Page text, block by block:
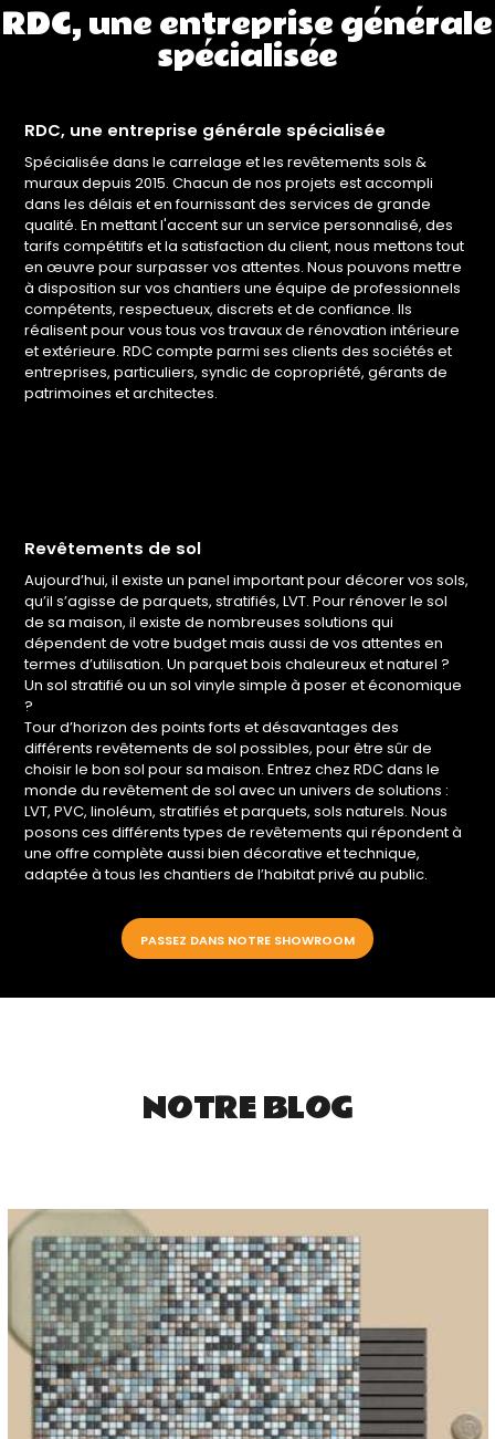
RDC, une entreprise générale
spécialisée
RDC, une entreprise générale spécialisée
Spécialisée dans le carrelage et les revêtements sols &
muraux depuis 2015. Chacun de nos projets est accompli
dans les délais et en fournissant des services de grande
qualité. En mettant l'accent sur un service personnalisé, des
tarifs compétitifs et la satisfaction du client, nous mettons tout
en œuvre pour surpasser vos attentes. Nous pouvons mettre
à disposition sur vos chantiers une équipe de professionnels
compétents, respectueux, discrets et de confiance. Ils
réalisent pour vous tous vos travaux de rénovation intérieure
et extérieure. RDC compte parmi ses clients des sociétés et
entreprises, particuliers, syndic de copropriété, gérants de
patrimoines et architectes.
Revêtements de sol
Aujourd’hui, il existe un panel important pour décorer vos sols,
qu’il s’agisse de parquets, stratifiés, LVT. Pour rénover le sol
de sa maison, il existe de nombreuses solutions qui
dépendent de votre budget mais aussi de vos attentes en
termes d’utilisation. Un parquet bois chaleureux et naturel ?
Un sol stratifié ou un sol vinyle simple à poser et économique
?
Tour d’horizon des points forts et désavantages des
différents revêtements de sol possibles, pour être sûr de
choisir le bon sol pour sa maison. Entrez chez RDC dans le
monde du revêtement de sol avec un univers de solutions :
LVT, PVC, linoléum, stratifiés et parquets, sols naturels. Nous
posons ces différents types de revêtements qui répondent à
une offre complète aussi bien décorative et technique,
adaptée à tous les chantiers de l’habitat privé au public.
PASSEZ DANS NOTRE SHOWROOM
NOTRE BLOG